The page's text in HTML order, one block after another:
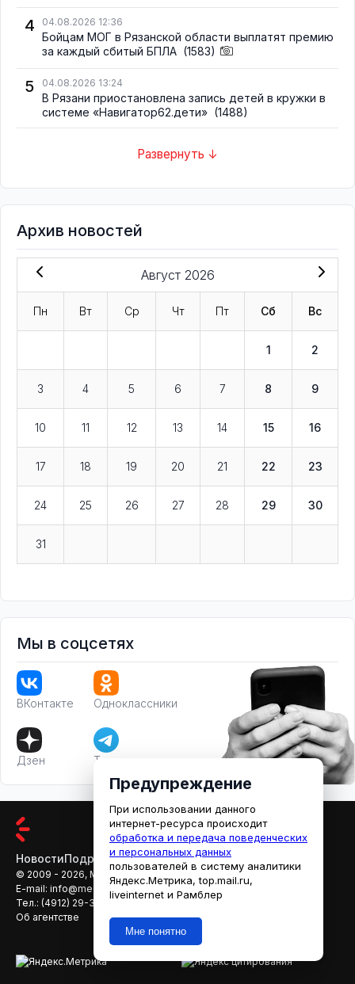
4 04.08.2026 12:36
Бойцам МОГ в Рязанской области выплатят премию
за каждый сбитый БПЛА (1583)
5 04.08.2026 13:24
В Рязани приостановлена запись детей в кружки в
системе «Навигатор62.дети» (1488)
Развернуть ↓
Архив новостей
Август 2026
Пн Вт Ср Чт Пт Сб Вс
1 2
3 4 5 6 7 8 9
10 11 12 13 14 15 16
17 18 19 20 21 22 23
24 25 26 27 28 29 30
31
Мы в соцсетях
ВКонтакте Одноклассники
Дзен Телеграм
НовостиПодробностиАфишаКино
© 2009 - 2026, МЕДИАРЯЗАНЬ
E-mail: info@mediaryazan.ru
reklama@mediaryazan.ru
Тел.: (4912) 29-33-66
Об агентстве
Предупреждение
При использовании данного
интернет-ресурса происходит
обработка и передача поведенческих
и персональных данных
пользователей в систему аналитики
Яндекс.Метрика, top.mail.ru,
liveinternet и Рамблер
Мне понятно